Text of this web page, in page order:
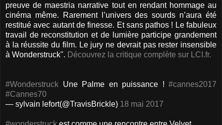
preuve de maestria narrative tout en rendant hommage au
cinéma même. Rarement l’univers des sourds n’aura été
restitué avec autant de finesse. Et sans pathos ! Le fabuleux
travail de reconstitution et de lumière participe grandement
à la réussite du film. Le jury ne devrait pas rester insensible
à Wonderstruck". Découvrez la critique complète sur LCI.fr.
#Wonderstruck Une Palme en puissance ! #cannes2017
#Cannes70
— sylvain lefort(@TravisBrickle) 18 mai 2017